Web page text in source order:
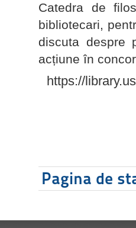
Catedra de
bibliotecari,
discuta despre
acțiune în
https://
Pagina de